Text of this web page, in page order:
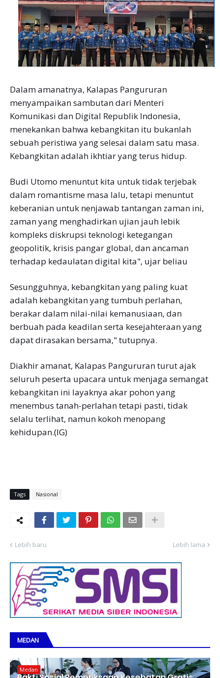
Dalam amanatnya, Kalapas Pangururan
menyampaikan sambutan dari Menteri
Komunikasi dan Digital Republik Indonesia,
menekankan bahwa kebangkitan itu bukanlah
sebuah peristiwa yang selesai dalam satu masa.
Kebangkitan adalah ikhtiar yang terus hidup.
Budi Utomo menuntut kita untuk tidak terjebak
dalam romantisme masa lalu, tetapi menuntut
keberanian untuk nenjawab tantangan zaman ini,
zaman yang menghadirkan ujian jauh lebik
kompleks diskrupsi teknologi ketegangan
geopolitik, krisis pangar global, dan ancaman
terhadap kedaulatan digital kita", ujar beliau
Sesungguhnya, kebangkitan yang paling kuat
adalah kebangkitan yang tumbuh perlahan,
berakar dalam nilai-nilai kemanusiaan, dan
berbuah pada keadilan serta kesejahteraan yang
dapat dirasakan bersama," tutupnya.
Diakhir amanat, Kalapas Pangururan turut ajak
seluruh peserta upacara untuk menjaga semangat
kebangkitan ini layaknya akar pohon yang
menembus tanah-perlahan tetapi pasti, tidak
selalu terlihat, namun kokoh menopang
kehidupan.(IG)
Tags Nasional
Lebih baru Lebih lama
MEDAN
Medan